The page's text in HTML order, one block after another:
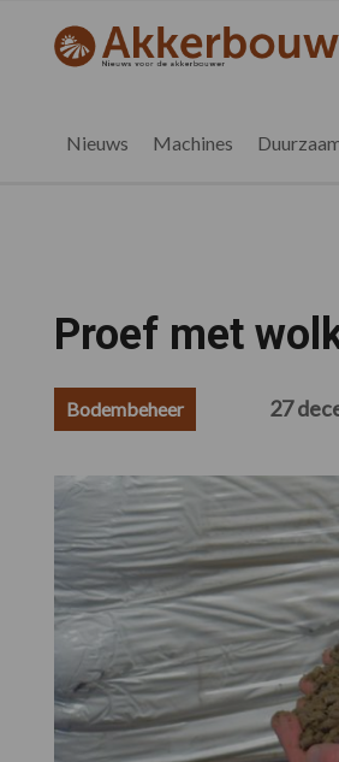
hoofdnavigatie
eerste
voettekst
akkerbouwbedrijf.nl
Nieuws Machines
Proef met
Bodembeheer 27